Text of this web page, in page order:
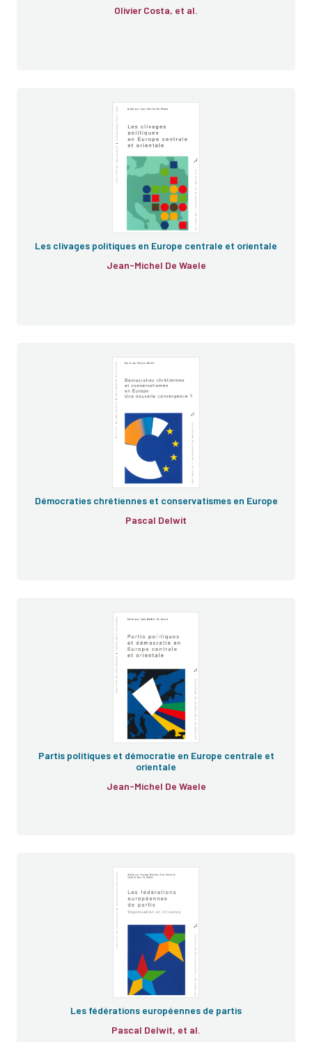
Olivier Costa, et al.
Les clivages politiques en Europe centrale et orientale
Jean-Michel De Waele
Démocraties chrétiennes et conservatismes en Europe
Pascal Delwit
Partis politiques et démocratie en Europe centrale et
orientale
Jean-Michel De Waele
Les fédérations européennes de partis
Pascal Delwit, et al.